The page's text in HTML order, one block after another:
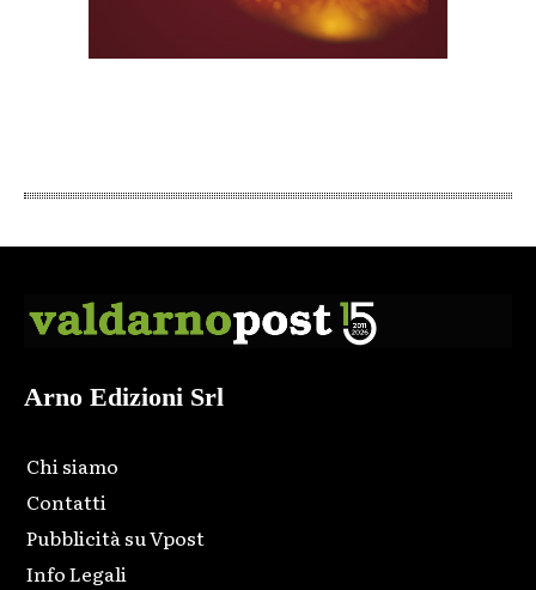
Arno Edizioni Srl
Chi siamo
Contatti
Pubblicità su Vpost
Info Legali